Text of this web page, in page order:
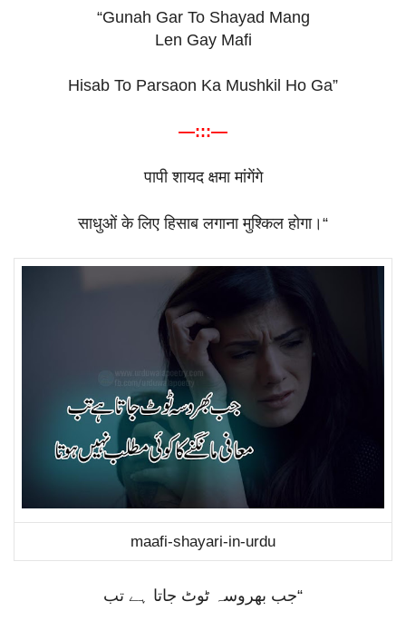
“Gunah Gar To Shayad Mang
Len Gay Mafi
Hisab To Parsaon Ka Mushkil Ho Ga”
—:::—
पापी शायद क्षमा मांगेंगे
साधुओं के लिए हिसाब लगाना मुश्किल होगा। “
maafi-shayari-in-urdu
“جب بھروسہ ٹوٹ جاتا ہے تب